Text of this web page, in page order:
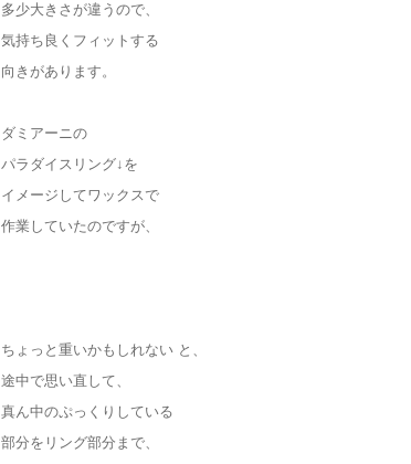
多少大きさが違うので、
気持ち良くフィットする
向きがあります。
ダミアーニの
パラダイスリング↓を
イメージしてワックスで
作業していたのですが、
ちょっと重いかもしれない と、
途中で思い直して、
真ん中のぷっくりしている
部分をリング部分まで、